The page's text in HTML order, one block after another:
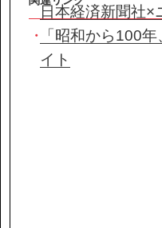
サステナビリ
ニュース
日本経済新聞社
「昭和から100
イト